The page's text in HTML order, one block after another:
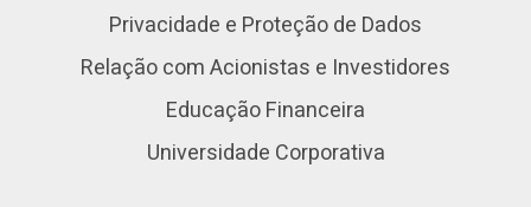
Privacidade e Proteção de Dados
Relação com Acionistas e Investidores
Educação Financeira
Universidade Corporativa